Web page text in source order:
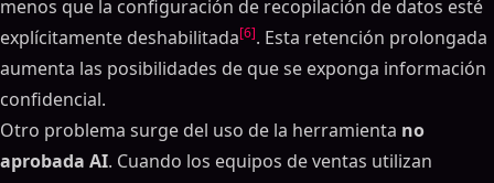
menos que la configuración de recopilación de datos esté
explícitamente deshabilitada[6]. Esta retención prolongada
aumenta las posibilidades de que se exponga información
confidencial.
Otro problema surge del uso de la herramienta no
aprobada AI. Cuando los equipos de ventas utilizan